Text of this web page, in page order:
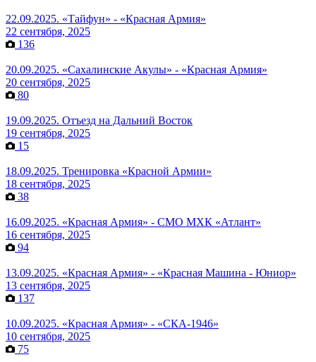
22.09.2025. «Тайфун» - «Красная Армия»
22 сентября, 2025
136
20.09.2025. «Сахалинские Акулы» - «Красная Армия»
20 сентября, 2025
80
19.09.2025. Отъезд на Дальний Восток
19 сентября, 2025
15
18.09.2025. Тренировка «Красной Армии»
18 сентября, 2025
38
16.09.2025. «Красная Армия» - СМО МХК «Атлант»
16 сентября, 2025
94
13.09.2025. «Красная Армия» - «Красная Машина - Юниор»
13 сентября, 2025
137
10.09.2025. «Красная Армия» - «СКА-1946»
10 сентября, 2025
75